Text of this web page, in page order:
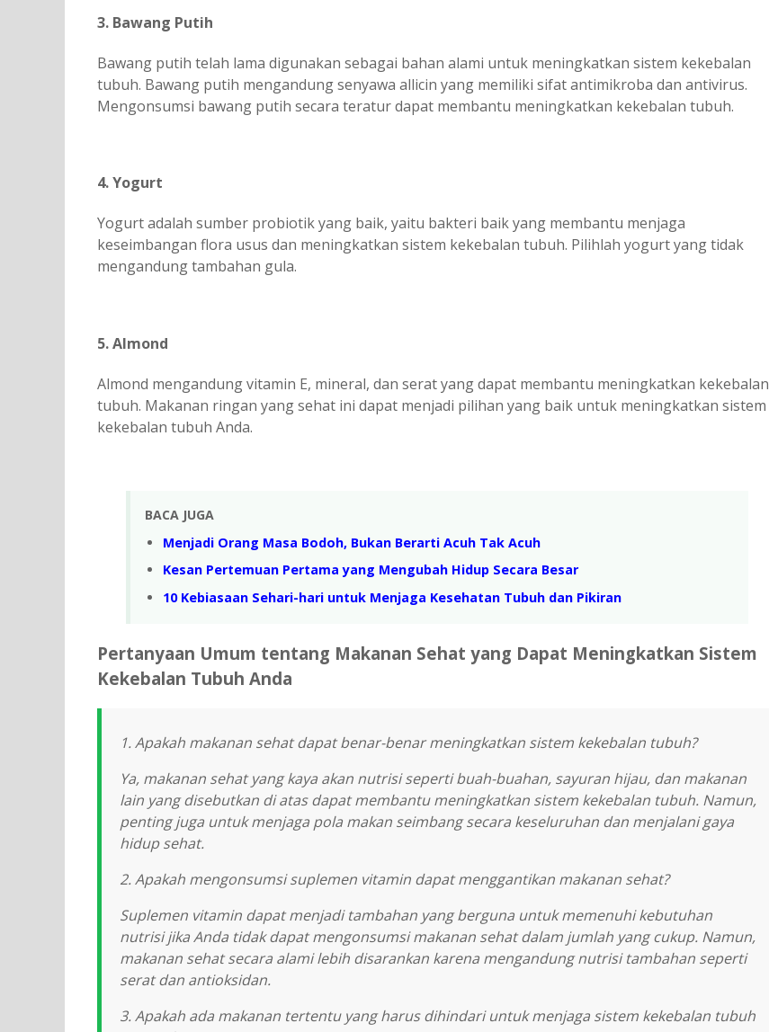
3. Bawang Putih
Bawang putih telah lama digunakan sebagai bahan alami untuk meningkatkan sistem kekebalan
tubuh. Bawang putih mengandung senyawa allicin yang memiliki sifat antimikroba dan antivirus.
Mengonsumsi bawang putih secara teratur dapat membantu meningkatkan kekebalan tubuh.
4. Yogurt
Yogurt adalah sumber probiotik yang baik, yaitu bakteri baik yang membantu menjaga
keseimbangan flora usus dan meningkatkan sistem kekebalan tubuh. Pilihlah yogurt yang tidak
mengandung tambahan gula.
5. Almond
Almond mengandung vitamin E, mineral, dan serat yang dapat membantu meningkatkan kekebalan
tubuh. Makanan ringan yang sehat ini dapat menjadi pilihan yang baik untuk meningkatkan sistem
kekebalan tubuh Anda.
BACA JUGA
Menjadi Orang Masa Bodoh, Bukan Berarti Acuh Tak Acuh
Kesan Pertemuan Pertama yang Mengubah Hidup Secara Besar
10 Kebiasaan Sehari-hari untuk Menjaga Kesehatan Tubuh dan Pikiran
Pertanyaan Umum tentang Makanan Sehat yang Dapat Meningkatkan Sistem
Kekebalan Tubuh Anda
1. Apakah makanan sehat dapat benar-benar meningkatkan sistem kekebalan tubuh?
Ya, makanan sehat yang kaya akan nutrisi seperti buah-buahan, sayuran hijau, dan makanan
lain yang disebutkan di atas dapat membantu meningkatkan sistem kekebalan tubuh. Namun,
penting juga untuk menjaga pola makan seimbang secara keseluruhan dan menjalani gaya
hidup sehat.
2. Apakah mengonsumsi suplemen vitamin dapat menggantikan makanan sehat?
Suplemen vitamin dapat menjadi tambahan yang berguna untuk memenuhi kebutuhan
nutrisi jika Anda tidak dapat mengonsumsi makanan sehat dalam jumlah yang cukup. Namun,
makanan sehat secara alami lebih disarankan karena mengandung nutrisi tambahan seperti
serat dan antioksidan.
3. Apakah ada makanan tertentu yang harus dihindari untuk menjaga sistem kekebalan tubuh